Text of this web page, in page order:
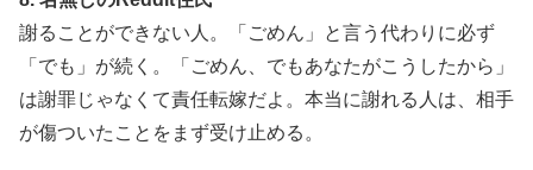
謝ることができない人。「ごめん」と言う代わりに必ず
「でも」が続く。「ごめん、でもあなたがこうしたから」
は謝罪じゃなくて責任転嫁だよ。本当に謝れる人は、相手
が傷ついたことをまず受け止める。